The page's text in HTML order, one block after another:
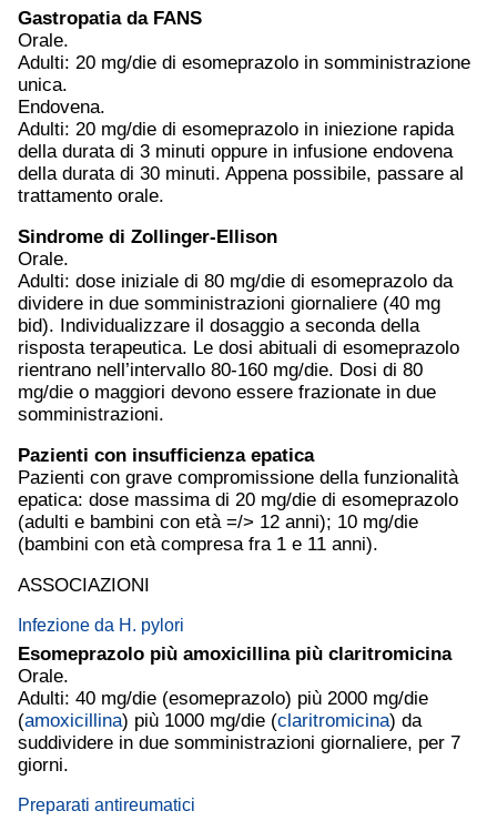
Gastropatia da FANS
Orale.
Adulti: 20 mg/die di esomeprazolo in somministrazione
unica.
Endovena.
Adulti: 20 mg/die di esomeprazolo in iniezione rapida
della durata di 3 minuti oppure in infusione endovena
della durata di 30 minuti. Appena possibile, passare al
trattamento orale.
Sindrome di Zollinger-Ellison
Orale.
Adulti: dose iniziale di 80 mg/die di esomeprazolo da
dividere in due somministrazioni giornaliere (40 mg
bid). Individualizzare il dosaggio a seconda della
risposta terapeutica. Le dosi abituali di esomeprazolo
rientrano nell’intervallo 80-160 mg/die. Dosi di 80
mg/die o maggiori devono essere frazionate in due
somministrazioni.
Pazienti con insufficienza epatica
Pazienti con grave compromissione della funzionalità
epatica: dose massima di 20 mg/die di esomeprazolo
(adulti e bambini con età =/> 12 anni); 10 mg/die
(bambini con età compresa fra 1 e 11 anni).
ASSOCIAZIONI
Infezione da H. pylori
Esomeprazolo più amoxicillinapiù claritromicina
Orale.
Adulti: 40 mg/die (esomeprazolo) più 2000 mg/die
(amoxicillina) più 1000 mg/die (claritromicina) da
suddividere in due somministrazioni giornaliere, per 7
giorni.
Preparati antireumatici